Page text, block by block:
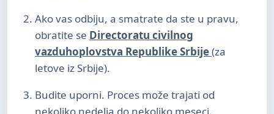
Ako vas odbiju, a smatrate da ste u pravu,
obratite se Directoratu civilnog
vazduhoplovstva Republike Srbije(za
letove iz Srbije).
Budite uporni. Proces može trajati od
nekoliko nedelja do nekoliko meseci.